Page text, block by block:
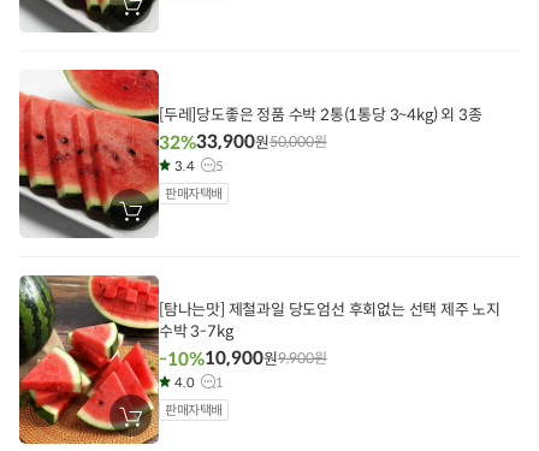
장
바
에
담
기
장
바
에
담
기
[두레]당도좋은 정품 수박 2통(1통당 3~4kg) 외 3종
32%33,900원50,000원
3.4
5
판매자택배
장
바
[탐나는맛] 제철과일 당도엄선 후회없는 선택 제주 노지
수박 3-7kg
-10%10,900원9,900원
4.0
1
판매자택배